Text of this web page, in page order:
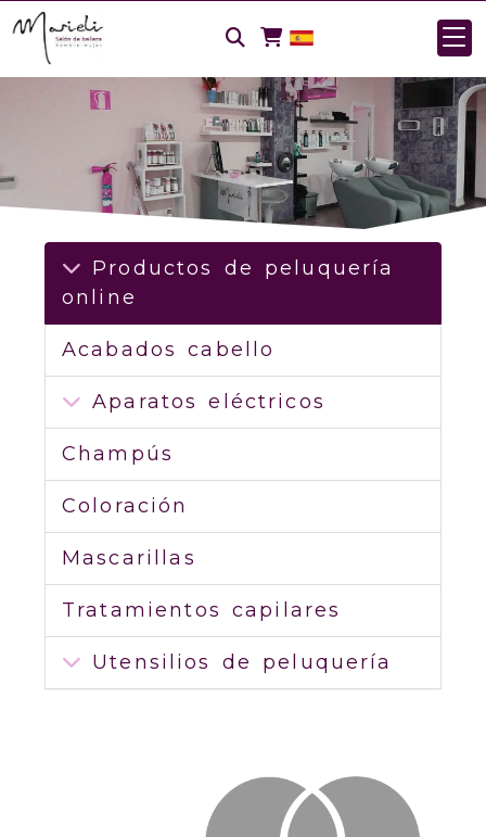
Productos de peluquería
online
Acabados cabello
Aparatos eléctricos
Champús
Coloración
Mascarillas
Tratamientos capilares
Utensilios de peluquería